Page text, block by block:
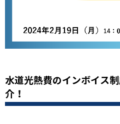
水道光熱費のインボイス
介！